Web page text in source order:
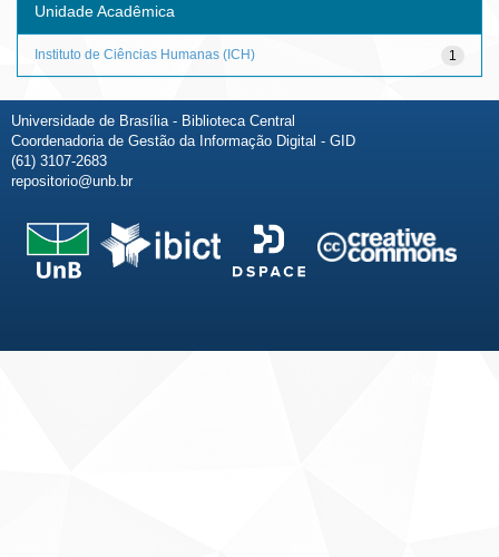
Unidade Acadêmica
1
Instituto de Ciências Humanas (ICH)
Universidade de Brasília - Biblioteca Central
Coordenadoria de Gestão da Informação Digital - GID
(61) 3107-2683
repositorio@unb.br